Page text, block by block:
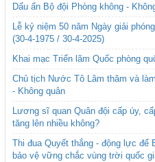
Dấu ấn Bộ đội Phòng không -
Lễ kỷ niệm 50 năm Ngày giải
(30-4-1975 / 30-4-2025)
Khai mạc Triển lãm Quốc phòng
Chủ tịch Nước Tô Lâm thăm và
- Không quân
Lương sĩ quan Quân đội cấp úy,
tăng lên nhiều không?
Thi đua Quyết thắng - động lực để
bảo vệ vững chắc vùng trời quốc